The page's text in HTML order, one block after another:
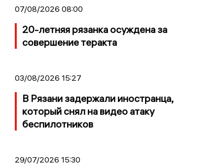
07/08/2026 08:00
20-летняя рязанка осуждена за
совершение теракта
03/08/2026 15:27
В Рязани задержали иностранца,
который снял на видео атаку
беспилотников
29/07/2026 15:30